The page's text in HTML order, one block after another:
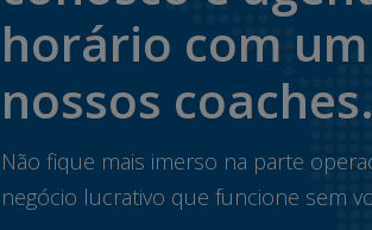
horário com
nossos coaches.
Não fique mais imerso na parte
negócio lucrativo que funcione sem